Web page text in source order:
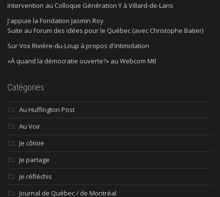
Intervention au Colloque Génération Y à Villard-de-Lans
J'appuie la Fondation Jasmin Roy
Suite au Forum des idées pour le Québec (avec Christophe Batier)
Sur Vox Rivière-du-Loup à propos d'intimidation
«À quand la démocratie ouverte?» au Webcom Mtl
Catégories
Au Huffington Post
Au Voir
Je côtoie
Je partage
Je réfléchis
Journal de Québec / de Montréal